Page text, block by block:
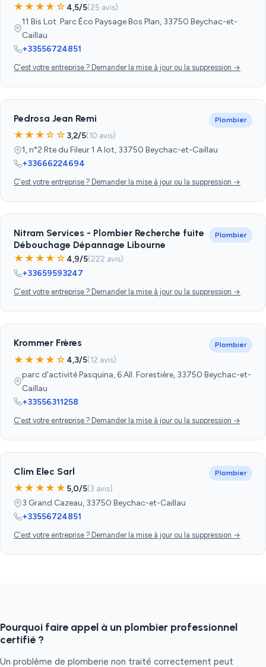
★★★★☆ 4,5/5(25 avis)
11 Bis Lot. Parc Éco Paysage Bos Plan, 33750 Beychac-et-
Caillau
+33556724851
C'est votre entreprise ? Demander la mise à jour ou la suppression →
Pedrosa Jean Remi Plombier
★★★☆☆ 3,2/5(10 avis)
1, n°2 Rte du Fileur 1 A lot, 33750 Beychac-et-Caillau
+33666224694
C'est votre entreprise ? Demander la mise à jour ou la suppression →
Nitram Services - Plombier Recherche fuite
Débouchage Dépannage Libourne
Plombier
★★★★☆ 4,9/5(222 avis)
+33659593247
C'est votre entreprise ? Demander la mise à jour ou la suppression →
Krommer Frères Plombier
★★★★☆ 4,3/5(12 avis)
parc d'activité Pasquina, 6 All. Forestière, 33750 Beychac-et-
Caillau
+33556311258
C'est votre entreprise ? Demander la mise à jour ou la suppression →
Clim Elec Sarl Plombier
★★★★★ 5,0/5(3 avis)
3 Grand Cazeau, 33750 Beychac-et-Caillau
+33556724851
C'est votre entreprise ? Demander la mise à jour ou la suppression →
Pourquoi faire appel à un plombier professionnel
certifié ?
Un problème de plomberie non traité correctement peut